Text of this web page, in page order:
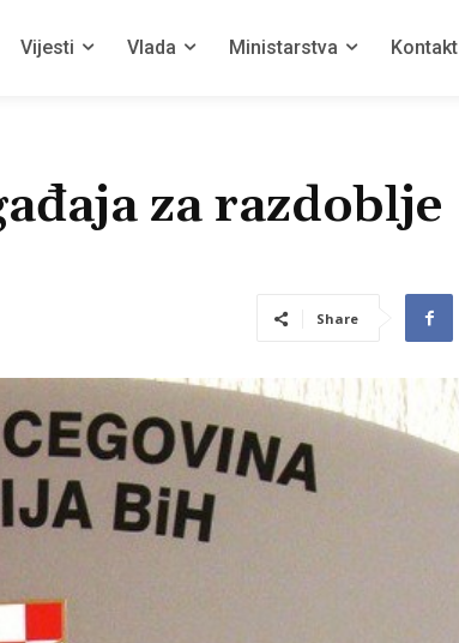
Vijesti Vlada Ministarstva Kontakt
za razdoblje
Share